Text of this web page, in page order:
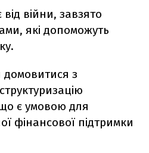
війни, завзято
які допоможуть
домовитися з
є умовою для
фінансової підтримки